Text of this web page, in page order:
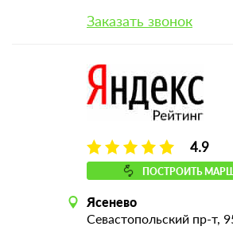
Заказать звонок
4.9
ПОСТРОИТЬ
Ясенево
Севастопольский пр-т,